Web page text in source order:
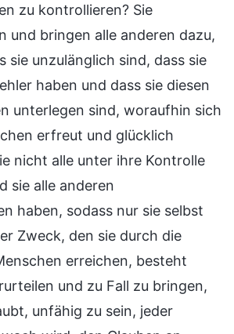
zu kontrollieren? Sie
und bringen alle anderen dazu,
sie unzulänglich sind, dass sie
haben und dass sie diesen
unterlegen sind, woraufhin sich
erfreut und glücklich
nicht alle unter ihre Kontrolle
sie alle anderen
haben, sodass nur sie selbst
Zweck, den sie durch die
erreichen, besteht
und zu Fall zu bringen,
unfähig zu sein, jeder